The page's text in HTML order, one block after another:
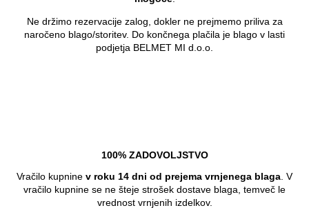
Ne držimo rezervacije zalog, dokler ne prejmemo priliva za
naročeno blago/storitev. Do končnega plačila je blago v lasti
podjetja BELMET MI d.o.o.
100% ZADOVOLJSTVO
Vračilo kupnine v roku 14 dni od prejema vrnjenega blaga . V
vračilo kupnine se ne šteje strošek dostave blaga, temveč le
vrednost vrnjenih izdelkov.